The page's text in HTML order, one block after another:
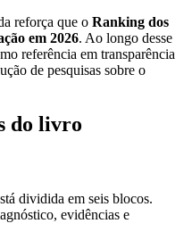
reforça que o Ranking dos
em 2026. Ao longo desse
referência em transparência
de pesquisas sobre o
do livro
dividida em seis blocos.
evidências e